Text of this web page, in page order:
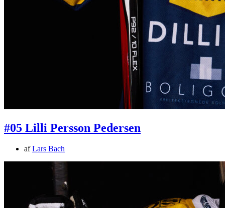
#05 Lilli Persson Pedersen
afLars Bach